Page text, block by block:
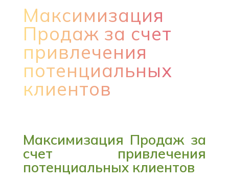
Максимизация
Продаж за счет
привлечения
потенциальных
клиентов
Максимизация Продаж за
счет привлечения
потенциальных клиентов